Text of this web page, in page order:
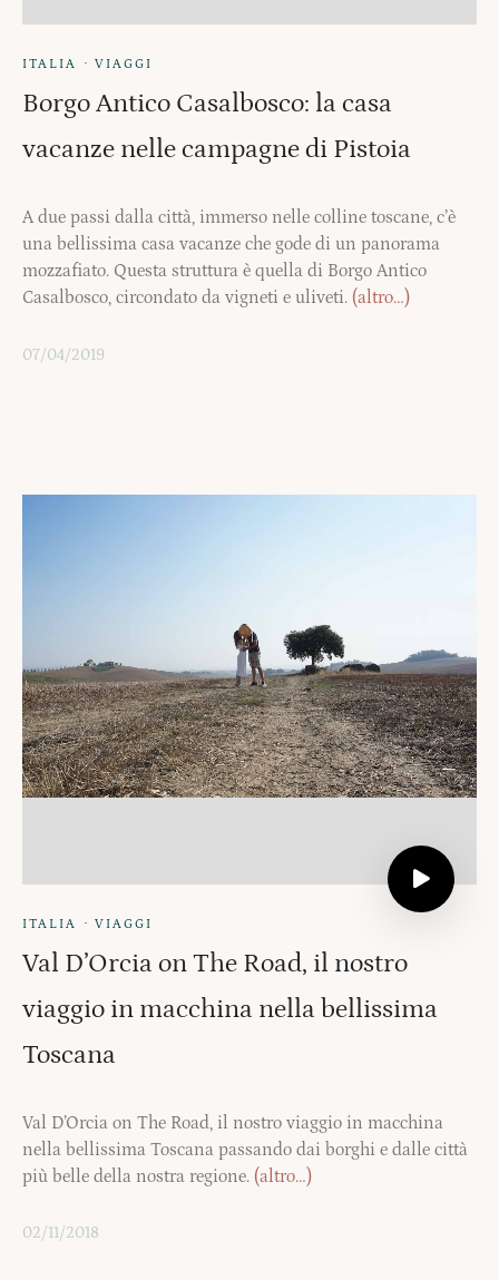
ITALIA · VIAGGI
Borgo Antico Casalbosco: la casa
vacanze nelle campagne di Pistoia
A due passi dalla città, immerso nelle colline toscane, c’è
una bellissima casa vacanze che gode di un panorama
mozzafiato. Questa struttura è quella di Borgo Antico
Casalbosco, circondato da vigneti e uliveti. (altro…)
07/04/2019
ITALIA · VIAGGI
Val D’Orcia on The Road, il nostro
viaggio in macchina nella bellissima
Toscana
Val D’Orcia on The Road, il nostro viaggio in macchina
nella bellissima Toscana passando dai borghi e dalle città
più belle della nostra regione. (altro…)
02/11/2018